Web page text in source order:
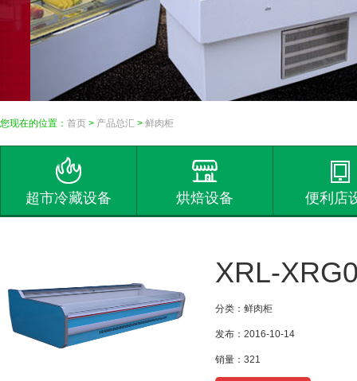
您现在的位置： 首页 > 产品总汇 > 鲜肉柜
超市冷藏设备 烘焙设备 便利店
XRL-
分类：鲜肉柜
发布：2016-10-14
销量：321